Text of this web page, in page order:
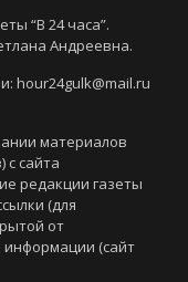
“В 24 часа”.
Андреевна.
hour24gulk@mail.ru
материалов
с сайта
редакции газеты
(для
от
информации (сайт